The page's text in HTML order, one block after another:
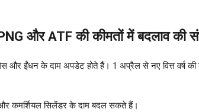
और ATF की कीमतों में बदलाव की
और ईंधन के दाम अपडेट होते हैं। 1 अप्रैल से नए वित्त वर्ष
कमर्शियल सिलेंडर के दाम बदल सकते हैं।